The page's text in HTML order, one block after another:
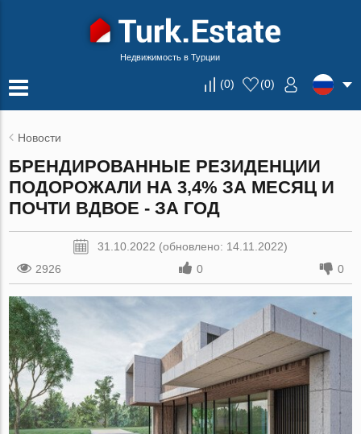
Недвижимость в Турции
(0) (0)
Новости
БРЕНДИРОВАННЫЕ РЕЗИДЕНЦИИ
ПОДОРОЖАЛИ НА 3,4% ЗА МЕСЯЦ И
ПОЧТИ ВДВОЕ - ЗА ГОД
31.10.2022 (обновлено: 14.11.2022)
2926
0 0